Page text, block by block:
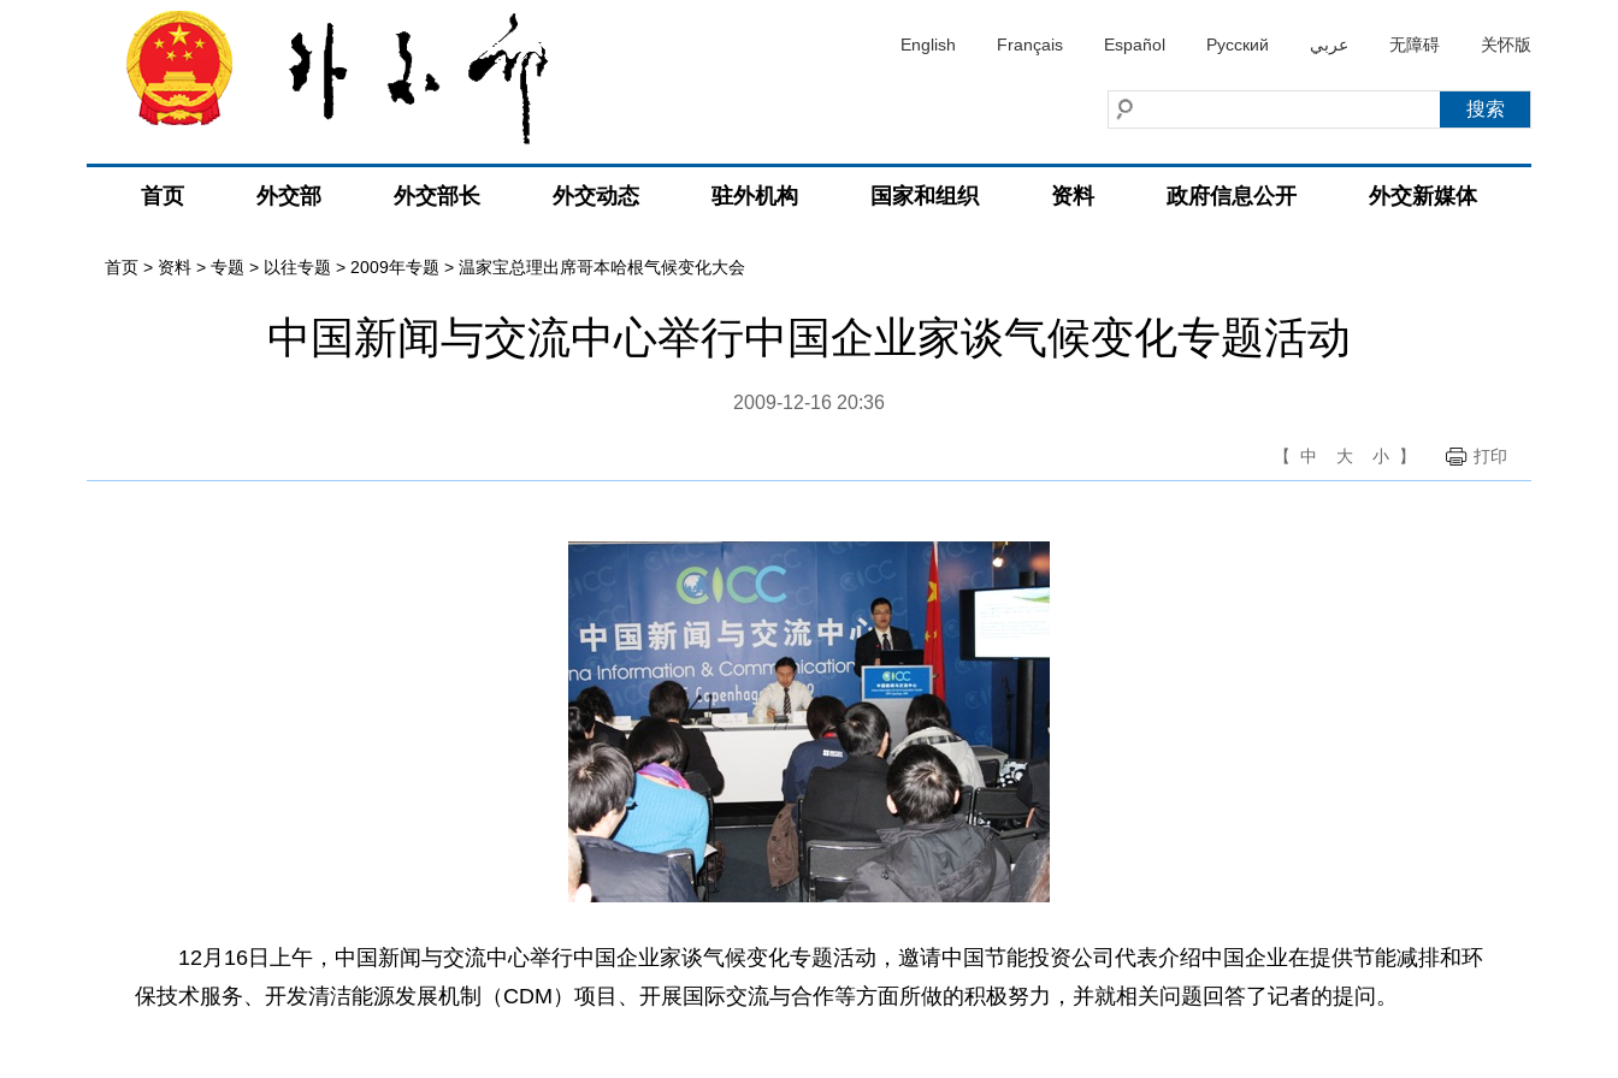
English Français Español Русский عربي 无障碍 关怀版
首页 外交部 外交部长 外交动态 驻外机构 国家和组织 资料 政府信息公开 外交新媒体
首页 > 资料 > 专题 > 以往专题 > 2009年专题 > 温家宝总理出席哥本哈根气候变化大会
中国新闻与交流中心举行中国企业家谈气候变化专题活动
2009-12-16 20:36
【 中 大 小 】 打印
12月16日上午，中国新闻与交流中心举行中国企业家谈气候变化专题活动，邀请中国节能投资公司代表介绍中国企业在提供节能减排和环
保技术服务、开发清洁能源发展机制（CDM）项目、开展国际交流与合作等方面所做的积极努力，并就相关问题回答了记者的提问。